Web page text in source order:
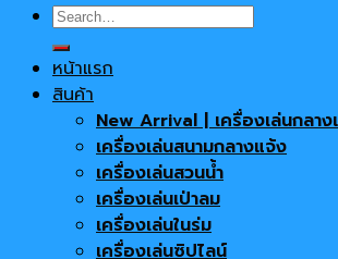
Search
for:
หน้าแรก
สินค้า
New Arrival | เครื่องเล่นกลา
เครื่องเล่นสนามกลางแจ้ง
เครื่องเล่นสวนน้ำ
เครื่องเล่นเป่าลม
เครื่องเล่นในร่ม
เครื่องเล่นซิปไลน์